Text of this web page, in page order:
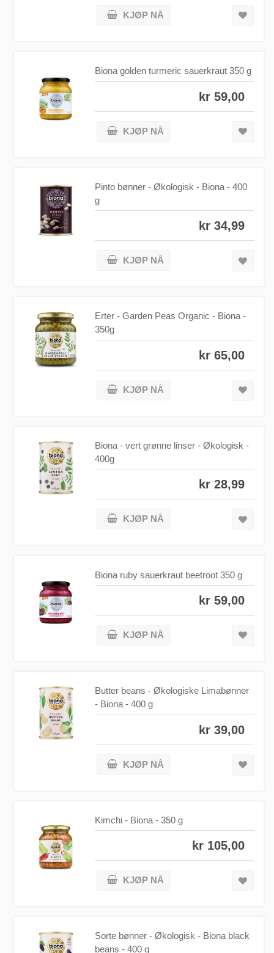
KJØP NÅ
Biona golden turmeric sauerkraut 350 g
kr 59,00
KJØP NÅ
Pinto bønner - Økologisk - Biona - 400
g
kr 34,99
KJØP NÅ
Erter - Garden Peas Organic - Biona -
350g
kr 65,00
KJØP NÅ
Biona - vert grønne linser - Økologisk -
400g
kr 28,99
KJØP NÅ
Biona ruby sauerkraut beetroot 350 g
kr 59,00
KJØP NÅ
Butter beans - Økologiske Limabønner
- Biona - 400 g
kr 39,00
KJØP NÅ
Kimchi - Biona - 350 g
kr 105,00
KJØP NÅ
Sorte bønner - Økologisk - Biona black
beans - 400 g